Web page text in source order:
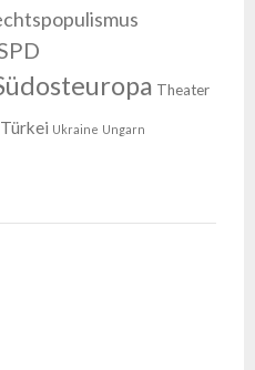
Theater
Türkei Ukraine Ungarn